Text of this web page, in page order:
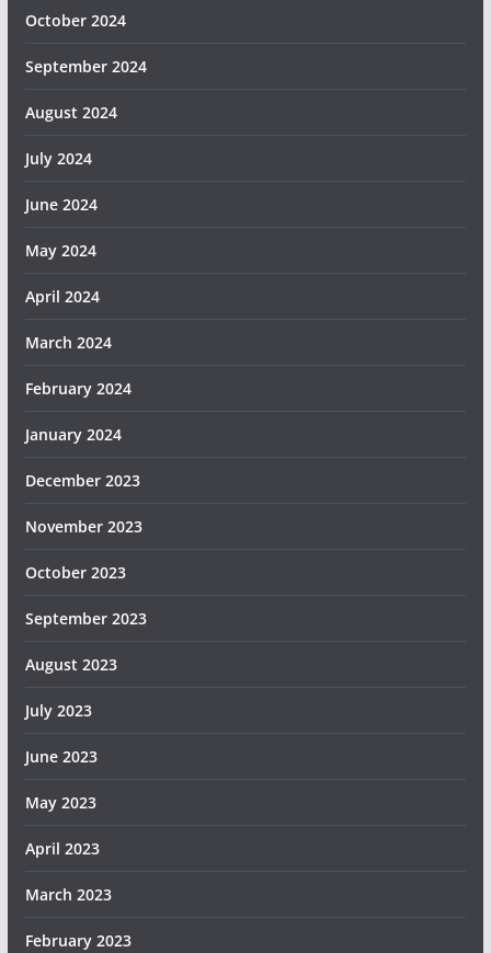
October 2024
September 2024
August 2024
July 2024
June 2024
May 2024
April 2024
March 2024
February 2024
January 2024
December 2023
November 2023
October 2023
September 2023
August 2023
July 2023
June 2023
May 2023
April 2023
March 2023
February 2023